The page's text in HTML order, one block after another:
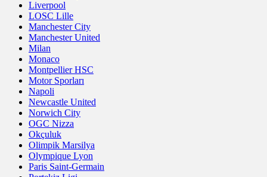
Liverpool
LOSC Lille
Manchester City
Manchester United
Milan
Monaco
Montpellier HSC
Motor Sporları
Napoli
Newcastle United
Norwich City
OGC Nizza
Okçuluk
Olimpik Marsilya
Olympique Lyon
Paris Saint-Germain